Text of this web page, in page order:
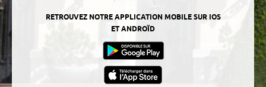
RETROUVEZ NOTRE APPLICATION MOBILE SUR IOS
ET ANDROÏD